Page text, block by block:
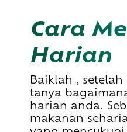
Cara Mendapatkan Silika Dalam Diet
Harian
Baiklah ,
tanya
harian anda.
makanan